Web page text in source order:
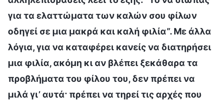
για τα ελαττώματα των καλών σου φίλων
οδηγεί σε μια μακρά και καλή φιλία”. Με άλλα
λόγια, για να καταφέρει κανείς να διατηρήσει
μια φιλία, ακόμη κι αν βλέπει ξεκάθαρα τα
προβλήματα του φίλου του, δεν πρέπει να
μιλά γι’ αυτά· πρέπει να τηρεί τις αρχές που